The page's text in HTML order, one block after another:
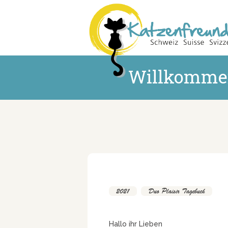
2021 Duo Plaisir Tagebuch
Hallo ihr Lieben